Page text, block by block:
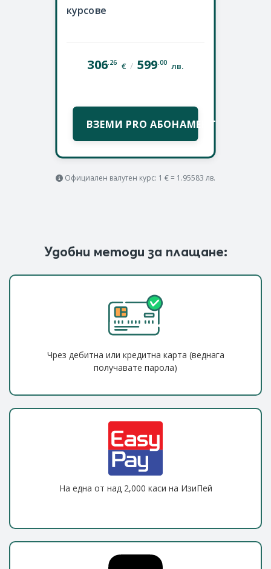
курсове
306.26 € / 599.00 лв.
ВЗЕМИ PRO АБОНАМЕНТ
Официален валутен курс: 1 € = 1.95583 лв.
Удобни методи за плащане:
Чрез дебитна или кредитна карта (веднага
получавате парола)
На една от над 2,000 каси на ИзиПей